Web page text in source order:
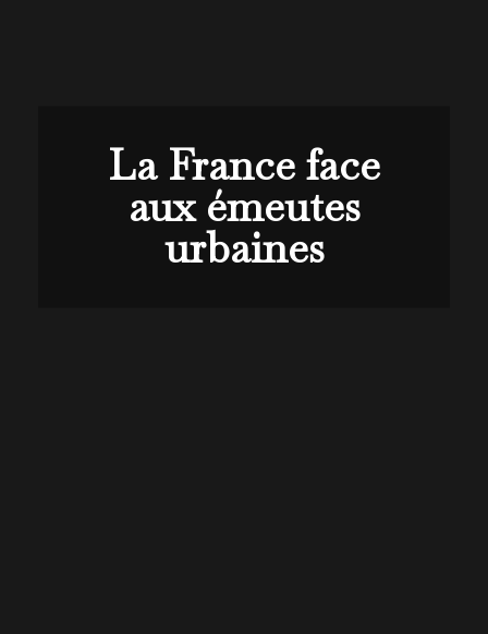
La France face
aux émeutes
urbaines